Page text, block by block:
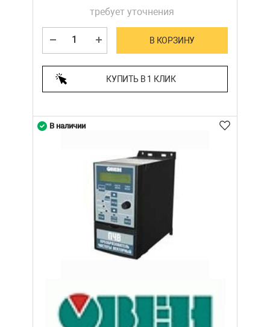
требует уточнения
В КОРЗИНУ
КУПИТЬ В 1 КЛИК
В наличии